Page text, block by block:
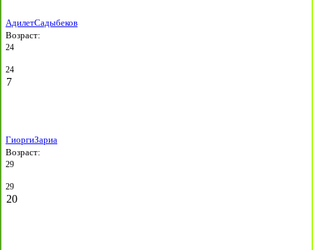
АдилетСадыбеков
Возраст:
24
24
7
ГиоргиЗариа
Возраст:
29
29
20